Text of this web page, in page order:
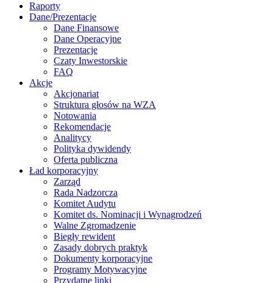
Raporty
Dane/Prezentacje
Dane Finansowe
Dane Operacyjne
Prezentacje
Czaty Inwestorskie
FAQ
Akcje
Akcjonariat
Struktura głosów na WZA
Notowania
Rekomendacje
Analitycy
Polityka dywidendy
Oferta publiczna
Ład korporacyjny
Zarząd
Rada Nadzorcza
Komitet Audytu
Komitet ds. Nominacji i Wynagrodzeń
Walne Zgromadzenie
Biegły rewident
Zasady dobrych praktyk
Dokumenty korporacyjne
Programy Motywacyjne
Przydatne linki